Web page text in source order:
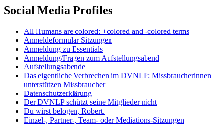
Social Media Profiles
All Humans are colored: +colored and -colored terms
Anmeldeformular Sitzungen
Anmeldung zu Essentials
Anmeldung/Fragen zum Aufstellungsabend
Aufstellungsabende
Das eigentliche Verbrechen im DVNLP: Missbraucherinnen
unterstützen Missbraucher
Datenschutzerklärung
Der DVNLP schützt seine Mitglieder nicht
Du wirst belogen, Robert.
Einzel-, Partner-, Team- oder Mediations-Sitzungen